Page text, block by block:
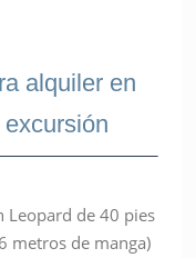
alquiler en
Leopard de 40 pies
metros de manga)